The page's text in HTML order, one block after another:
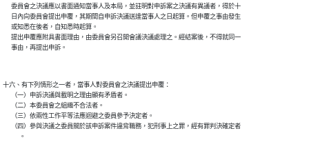
      委員會之決議應以書面通知當事人及本局，並註明對申訴案之決議有異議者，得於十
      日內向委員會提出申覆，其期間自申訴決議送達當事人之日起算。但申覆之事由發生
      或知悉在後者，自知悉時起算。
      提出申覆應附具書面理由，由委員會另召開會議決議處理之。經結案後，不得就同一
十六、有下列情形之一者，當事人對委員會之決議提出申覆：
      （一）申訴決議與載明之理由顯有矛盾者。
      （二）本委員會之組織不合法者。
      （三）依兩性工作平等法應迴避之委員參予決定者。
      （四）參與決議之委員關於該申訴案件違背職務，犯刑事上之罪，經有罪判決確定者
            。